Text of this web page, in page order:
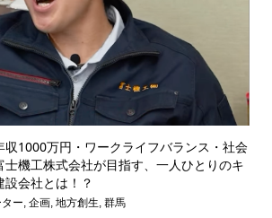
収1000万円・ワークライフバランス・社会
士機工株式会社が目指す、一人ひとりのキ
会社とは！？
ー, 企画, 地方創生, 群馬